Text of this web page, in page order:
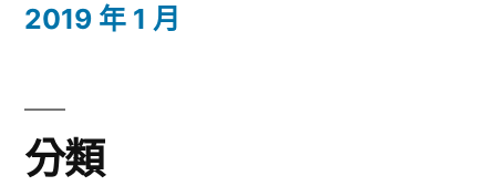
2019 年 1 月
分類